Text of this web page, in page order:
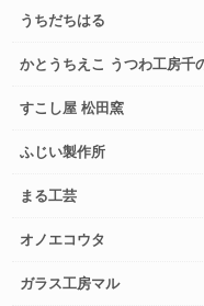
うちだちはる
かとうちえこ うつわ工房千
すこし屋 松田窯
ふじい製作所
まる工芸
オノエコウタ
ガラス工房マル